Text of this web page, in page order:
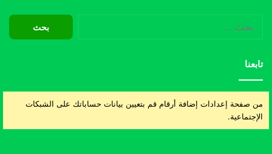
البحث
عن:
تابعنا
من صفحة إعدادات إضافة أرقام قم بتعيين بيانات حساباتك على الشبكات
الإجتماعية.